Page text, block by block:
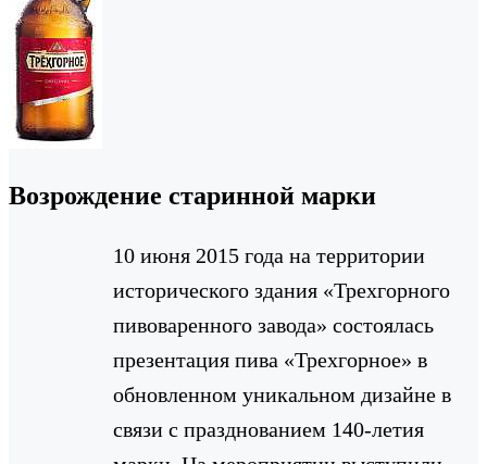
Возрождение старинной марки
10 июня 2015 года на территории
исторического здания «Трехгорного
пивоваренного завода» состоялась
презентация пива «Трехгорное» в
обновленном уникальном дизайне в
связи с празднованием 140-летия